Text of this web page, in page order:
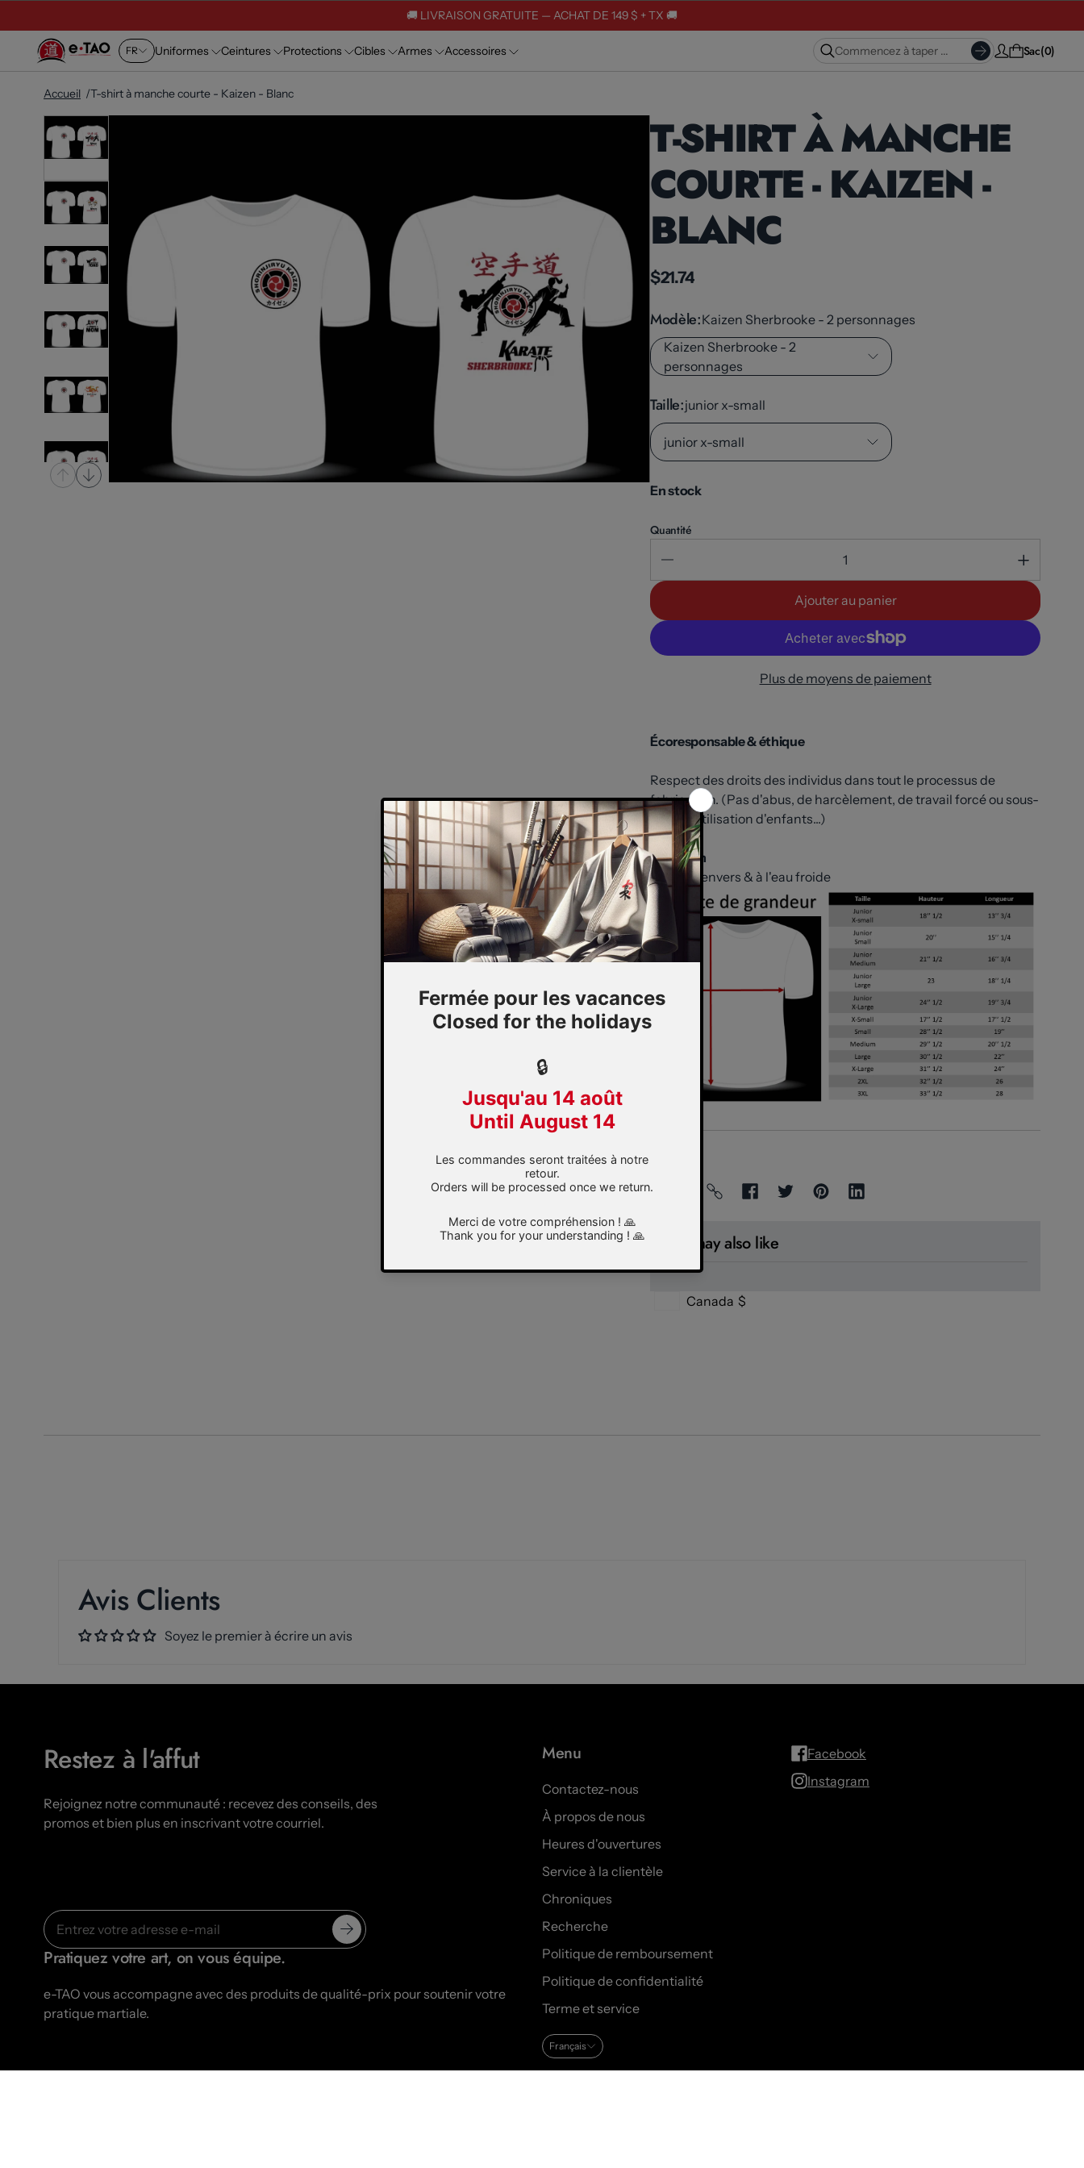
🚚 LIVRAISON GRATUITE — ACHAT DE 149 $ + TX 🚚
FR Uniformes Ceintures Protections Cibles Armes Accessoires Sac 0
Accueil T-shirt à manche courte - Kaizen - Blanc
T-SHIRT À MANCHE
COURTE - KAIZEN -
BLANC
$21.74
Modèle Kaizen Sherbrooke - 2 personnages
Kaizen Sherbrooke - 2
personnages
Taille junior x-small
junior x-small
En stock
Quantité
Ajouter au panier
Plus de moyens de paiement
Écoresponsable & éthique
Respect des droits des individus dans tout le processus de
fabrication. (Pas d'abus, de harcèlement, de travail forcé ou sous-
payé, d'utilisation d'enfants...)
Entretien
Laver à l'envers & à l'eau froide
Partager
You may also like
Geolocation Button: Canada, $
Canada $
Avis Clients
Soyez le premier à écrire un avis
Restez à l'affut
Rejoignez notre communauté : recevez des conseils, des
promos et bien plus en inscrivant votre courriel.
Pratiquez votre art, on vous équipe.
e-TAO vous accompagne avec des produits de qualité-prix pour soutenir votre
pratique martiale.
Menu
Contactez-nous
À propos de nous
Heures d'ouvertures
Service à la clientèle
Chroniques
Recherche
Politique de remboursement
Politique de confidentialité
Terme et service
Français
Facebook
Instagram